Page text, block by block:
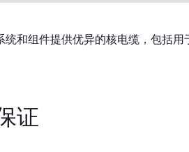
和组件提供优异的核电缆，包括
证